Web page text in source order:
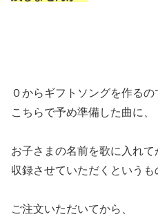
０からギフトソングを作るの
こちらで予め準備した曲に、
お子さまの名前を歌に入れて
収録させていただくというも
ご注文いただいてから、